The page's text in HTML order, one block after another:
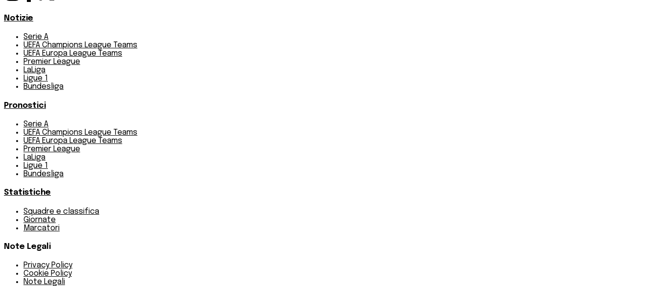
Notizie
Serie A
UEFA Champions League Teams
UEFA Europa League Teams
Premier League
LaLiga
Ligue 1
Bundesliga
Pronostici
Serie A
UEFA Champions League Teams
UEFA Europa League Teams
Premier League
LaLiga
Ligue 1
Bundesliga
Statistiche
Squadre e classifica
Giornate
Marcatori
Note Legali
Privacy Policy
Cookie Policy
Note Legali